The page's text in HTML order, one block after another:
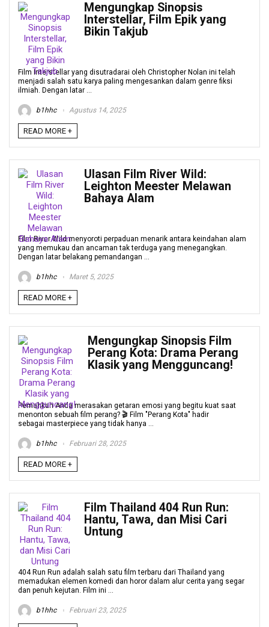
Mengungkap Sinopsis
Interstellar, Film Epik yang
Bikin Takjub
Film Interstellar yang disutradarai oleh Christopher Nolan ini telah
menjadi salah satu karya paling mengesankan dalam genre fiksi
ilmiah. Dengan latar ...
b1hhc Agustus 14, 2025
READ MORE +
Ulasan Film River Wild:
Leighton Meester Melawan
Bahaya Alam
Film River Wild menyoroti perpaduan menarik antara keindahan alam
yang memukau dan ancaman tak terduga yang menegangkan.
Dengan latar belakang pemandangan ...
b1hhc Maret 5, 2025
READ MORE +
Mengungkap Sinopsis Film
Perang Kota: Drama Perang
Klasik yang Mengguncang!
Pernahkah Anda merasakan getaran emosi yang begitu kuat saat
menonton sebuah film perang? 🎬 Film "Perang Kota" hadir
sebagai masterpiece yang tidak hanya ...
b1hhc Februari 28, 2025
READ MORE +
Film Thailand 404 Run Run:
Hantu, Tawa, dan Misi Cari
Untung
404 Run Run adalah salah satu film terbaru dari Thailand yang
memadukan elemen komedi dan horor dalam alur cerita yang segar
dan penuh kejutan. Film ini ...
b1hhc Februari 23, 2025